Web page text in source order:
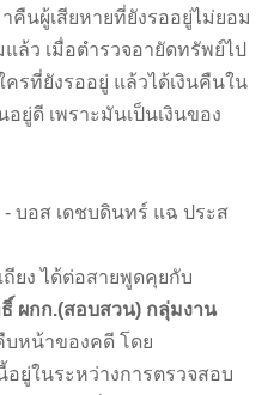
คืนผู้เสียหายที่ยังรออยู่ไม่ยอม
ล้ว เมื่อตำรวจอายัดทรัพย์ไป
รที่ยังรออยู่ แล้วได้เงินคืนใน
ยู่ดี เพราะมันเป็นเงินของ
ได้ต่อสายพูดคุยกับ
ผกก.(สอบสวน) กลุ่มงาน
บหน้าของคดี โดย
ยู่ในระหว่างการตรวจสอบ